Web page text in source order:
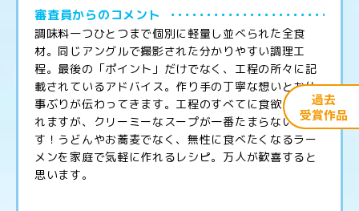
審査員からのコメント
調味料一つひとつまで個別に軽量し並べられた全食
材。同じアングルで撮影された分かりやすい調理工
程。最後の「ポイント」だけでなく、工程の所々に記
載されているアドバイス。作り手の丁寧な想いとお仕
事ぶりが伝わってきます。工程のすべてに食欲そそら
れますが、クリーミーなスープが一番たまらないで
す！うどんやお蕎麦でなく、無性に食べたくなるラー
メンを家庭で気軽に作れるレシピ。万人が歓喜すると
思います。